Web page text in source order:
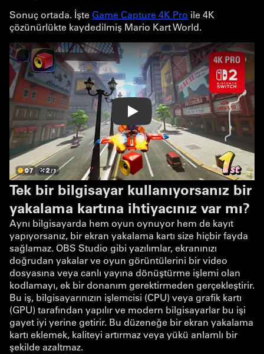
Sonuç ortada. İşte Game Capture 4K Pro ile 4K
çözünürlükte kaydedilmiş Mario Kart World.
Play
Tek bir bilgisayar kullanıyorsanız bir
yakalama kartına ihtiyacınız var mı?
Aynı bilgisayarda hem oyun oynuyor hem de kayıt
yapıyorsanız, bir ekran yakalama kartı size hiçbir fayda
sağlamaz. OBS Studio gibi yazılımlar, ekranınızı
doğrudan yakalar ve oyun görüntülerini bir video
dosyasına veya canlı yayına dönüştürme işlemi olan
kodlamayı, ek bir donanım gerektirmeden gerçekleştirir.
Bu iş, bilgisayarınızın işlemcisi (CPU) veya grafik kartı
(GPU) tarafından yapılır ve modern bilgisayarlar bu işi
gayet iyi yerine getirir. Bu düzeneğe bir ekran yakalama
kartı eklemek, kaliteyi artırmaz veya yükü anlamlı bir
şekilde azaltmaz.